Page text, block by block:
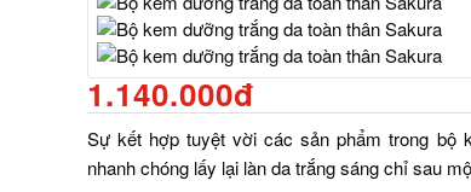
1.140.000đ
Sự kết hợp tuyệt vời các sản phẩm trong bộ
nhanh chóng lấy lại làn da trắng sáng chỉ sau